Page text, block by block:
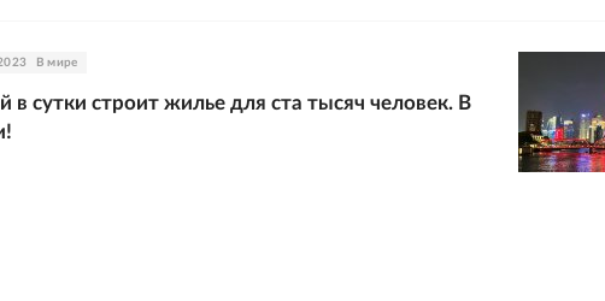
В мире
в сутки строит жилье для ста тысяч человек. В